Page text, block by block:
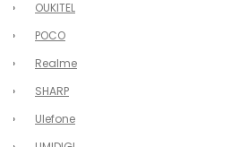
OUKITEL
POCO
Realme
SHARP
Ulefone